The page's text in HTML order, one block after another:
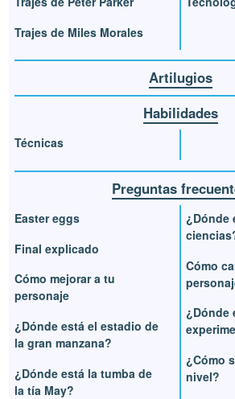
Trajes de Miles Morales
Artilugios
Habilidades
Técnicas
Preguntas
Easter eggs
Final explicado
Cómo mejorar a tu
personaje
¿Dónde está el estadio de
la gran manzana?
¿Dónde está la tumba de
la tía May?
¿Dónde
Cómo
¿Dónde
¿Cómo
nivel?